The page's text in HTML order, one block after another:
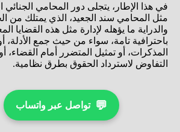
في هذا الإطار، يتجلى دور المحامي
مثل المحامي سند الجعيد، الذي يمتلك من
والدراية ما يؤهله لإدارة مثل هذه القضايا
باحترافية تامة، سواء من حيث جمع الأدلة،
المذكرات، أو تمثيل المتضرر أمام القضاء،
التفاوض لاسترداد الحقوق بطرق نظامية.
💬 تواصل عبر واتساب